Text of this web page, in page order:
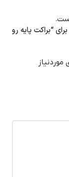
“براکت پایه رو